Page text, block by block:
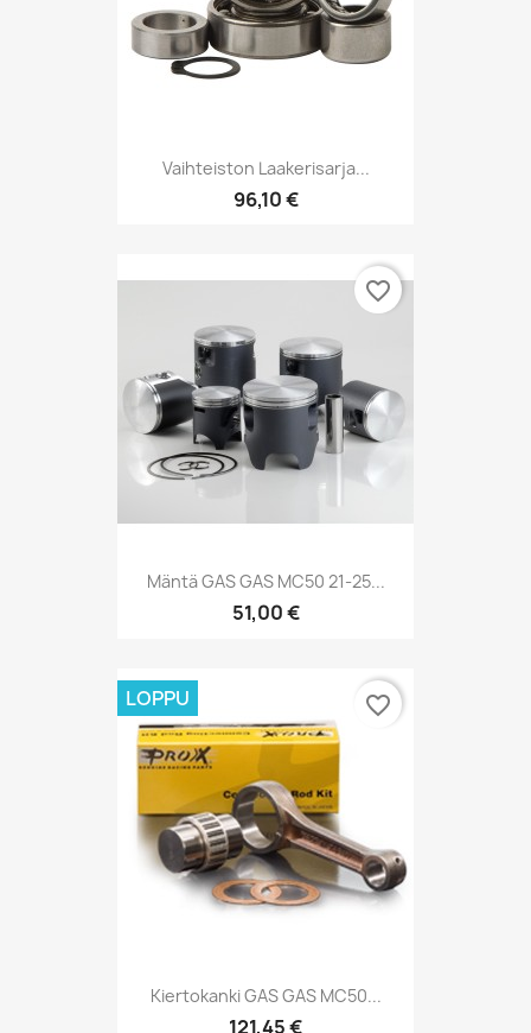
Vaihteiston Laakerisarja...
96,10 €
Mäntä GAS GAS MC50 21-25...
51,00 €
favorite_border
Kiertokanki GAS GAS MC50...
121,45 €
LOPPU favorite_border